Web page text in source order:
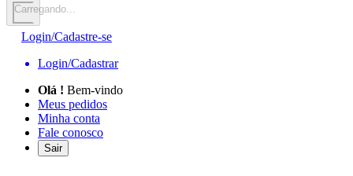
Carregando...
Login/Cadastre-se
Login/Cadastrar
Olá ! Bem-vindo
Meus pedidos
Minha conta
Fale conosco
Sair